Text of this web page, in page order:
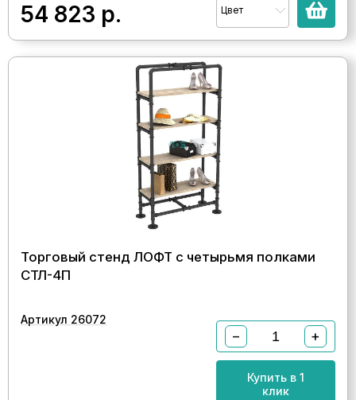
54 823 р. Цвет
Торговый стенд ЛОФТ с четырьмя полками
СТЛ-4П
Артикул 26072
− +
Купить в 1
клик